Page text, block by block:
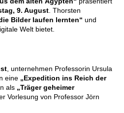
9. August. Thorsten
Bilder laufen lernten“ und
Welt bietet.
, unternehmen Professorin Ursula
eine„Expedition ins Reich der
als „Träger geheimer
Vorlesung von Professor Jörn